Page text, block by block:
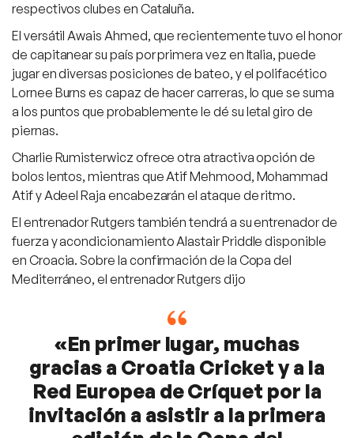
respectivos clubes en Cataluña.
El versátil Awais Ahmed, que recientemente tuvo el honor
de capitanear su país por primera vez en Italia, puede
jugar en diversas posiciones de bateo, y el polifacético
Lornee Burns es capaz de hacer carreras, lo que se suma
a los puntos que probablemente le dé su letal giro de
piernas.
Charlie Rumisterwicz ofrece otra atractiva opción de
bolos lentos, mientras que Atif Mehmood, Mohammad
Atif y Adeel Raja encabezarán el ataque de ritmo.
El entrenador Rutgers también tendrá a su entrenador de
fuerza y acondicionamiento Alastair Priddle disponible
en Croacia. Sobre la confirmación de la Copa del
Mediterráneo, el entrenador Rutgers dijo
«En primer lugar, muchas
gracias a Croatia Cricket y a la
Red Europea de Críquet por la
invitación a asistir a la primera